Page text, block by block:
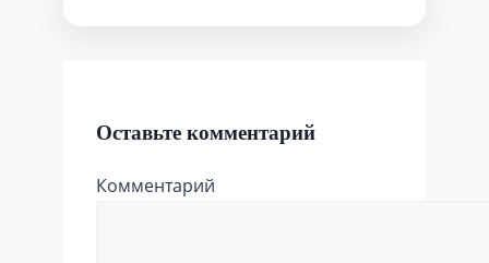
Оставьте комментарий
Комментарий